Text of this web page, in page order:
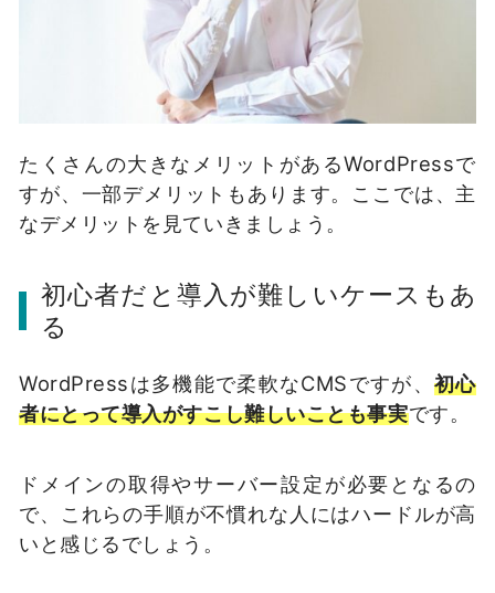
たくさんの大きなメリットがあるWordPressで
すが、一部デメリットもあります。ここでは、主
なデメリットを見ていきましょう。
初心者だと導入が難しいケースもあ
る
WordPressは多機能で柔軟なCMSですが、初心
者にとって導入がすこし難しいことも事実です。
ドメインの取得やサーバー設定が必要となるの
で、これらの手順が不慣れな人にはハードルが高
いと感じるでしょう。